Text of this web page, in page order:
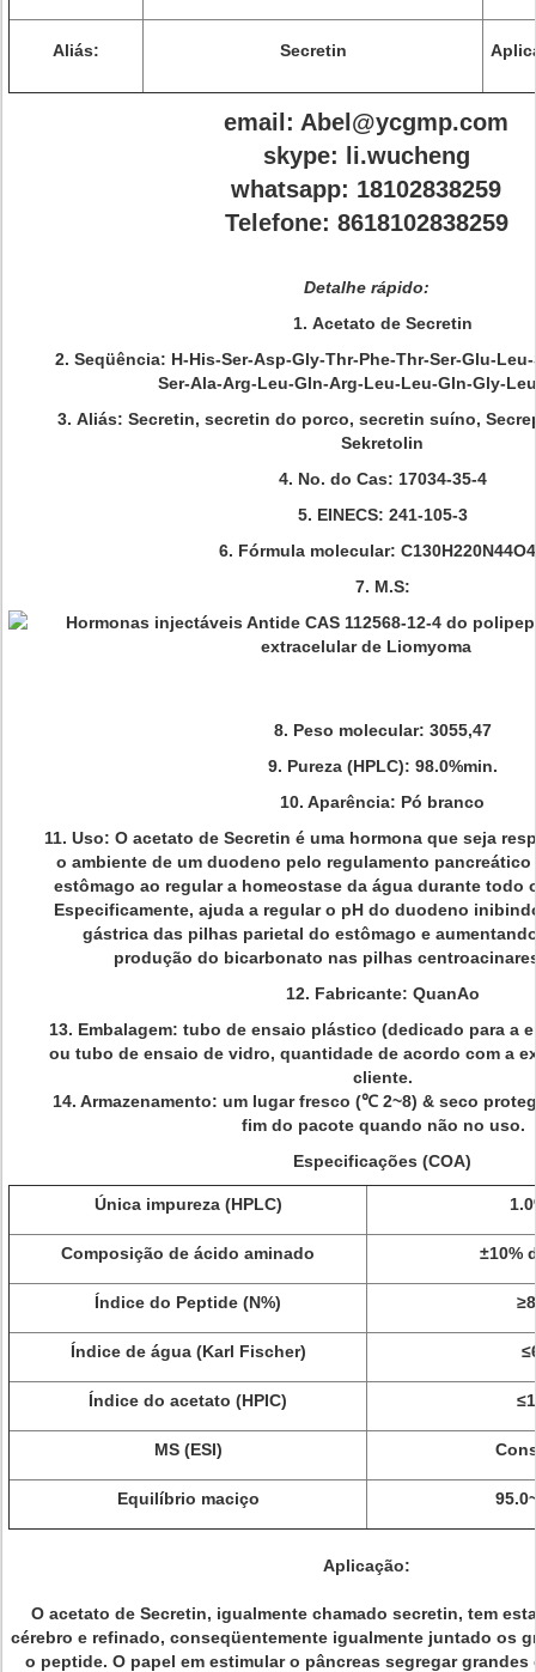
Aliás: Secretin
email: Abel@ycgmp.com
skype: li.wucheng
whatsapp: 18102838259
Telefone: 8618102838259
Detalhe rápido:
1. Acetato de Secretin
2. Seqüência: H-His-Ser-Asp-Gly-Thr-Phe-Thr-Ser-Glu-
Ser-Ala-Arg-Leu-Gln-Arg-Leu-Leu-Gln-Gly-
3. Aliás: Secretin, secretin do porco, secretin suíno,
Sekretolin
4. No. do Cas: 17034-35-4
5. EINECS: 241-105-3
6. Fórmula molecular:
7. M.S:
8. Peso molecular: 3055,47
9. Pureza (HPLC): 98.0%min.
10. Aparência: Pó branco
11. Uso: O acetato de Secretin é uma hormona que seja
o ambiente de um duodeno pelo regulamento
estômago ao regular a homeostase da água durante todo
Especificamente, ajuda a regular o pH do duodeno
gástrica das pilhas parietal do estômago e
produção do bicarbonato nas pilhas
12. Fabricante: QuanAo
13. Embalagem: tubo de ensaio plástico (dedicado para a
ou tubo de ensaio de vidro, quantidade de acordo com a
cliente.
14. Armazenamento: um lugar fresco (℃ 2~8) & seco
fim do pacote quando não no uso.
Especificações (COA)
Única impureza (HPLC)
Composição de ácido aminado ±10%
Índice do Peptide (N%)
Índice de água (Karl Fischer)
Índice do acetato (HPIC)
MS (ESI)
Equilíbrio maciço
Aplicação:
O acetato de Secretin, igualmente chamado secretin, tem
cérebro e refinado, conseqüentemente igualmente juntado os
o peptide. O papel em estimular o pâncreas segregar